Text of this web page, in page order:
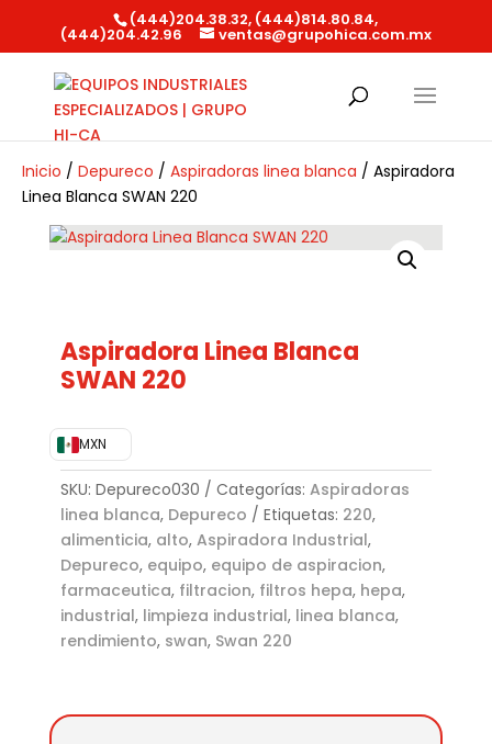
(444)204.38.32, (444)814.80.84,
(444)204.42.96 ventas@grupohica.com.mx
Inicio / Depureco / Aspiradoras linea blanca / Aspiradora
Linea Blanca SWAN 220
Aspiradora Linea Blanca
SWAN 220
MXN
SKU: Depureco030 Categorías: Aspiradoras
linea blanca, Depureco Etiquetas: 220,
alimenticia, alto, Aspiradora Industrial,
Depureco, equipo, equipo de aspiracion,
farmaceutica, filtracion, filtros hepa, hepa,
industrial, limpieza industrial, linea blanca,
rendimiento, swan, Swan 220